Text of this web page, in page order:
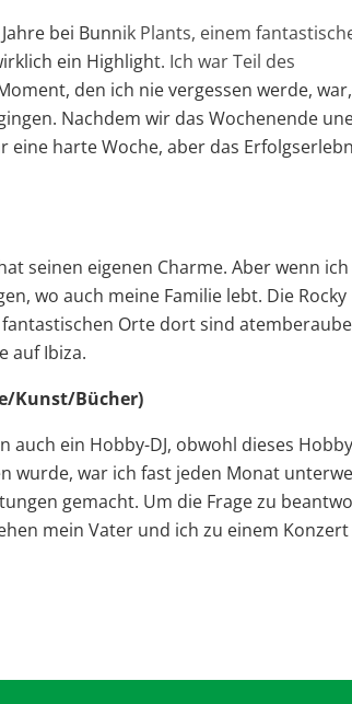
bei Bunnik Plants, einem
ein Highlight. Ich war Teil des
den ich nie vergessen werde,
Nachdem wir das Wochenende
harte Woche, aber das
seinen eigenen Charme. Aber wenn
wo auch meine Familie lebt. Die Rocky
Orte dort sind
auf Ibiza.
Kunst/Bücher)
ein Hobby-DJ, obwohl dieses
wurde, war ich fast jeden Monat
gemacht. Um die Frage zu
mein Vater und ich zu einem